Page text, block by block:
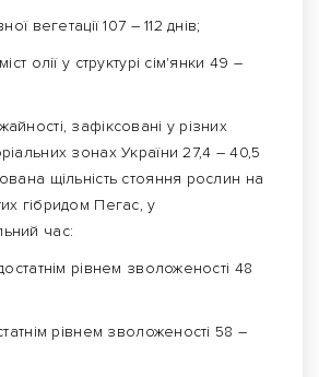
вегетації 107 – 112 днів;
олії у структурі сім'янки 49 –
зафіксовані у різних
зонах України 27,4 – 40,5
щільність стояння рослин на
гібридом Пегас, у
час:
рівнем зволоженості 48
рівнем зволоженості 58 –